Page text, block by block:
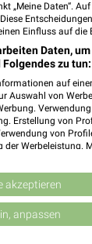
Bad Windsheim
Straße 47
19:00 Uhr |
54a
18:00 Uhr |
„Meine Daten“.
Einfluss auf die
Daten,
zu tun:
auf
Auswahl von
Erstellung von
von
Werbeleistung.
reduzierter
Union
akzeptieren
anpassen